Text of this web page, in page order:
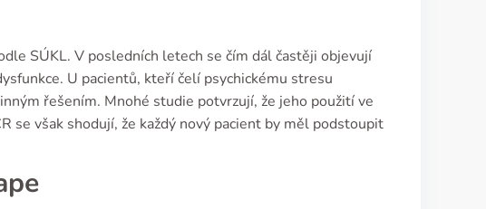
SÚKL. V posledních letech se čím dál častěji objevují
U pacientů, kteří čelí psychickému stresu
řešením. Mnohé studie potvrzují, že jeho použití ve
se však shodují, že každý nový pacient by měl podstoupit